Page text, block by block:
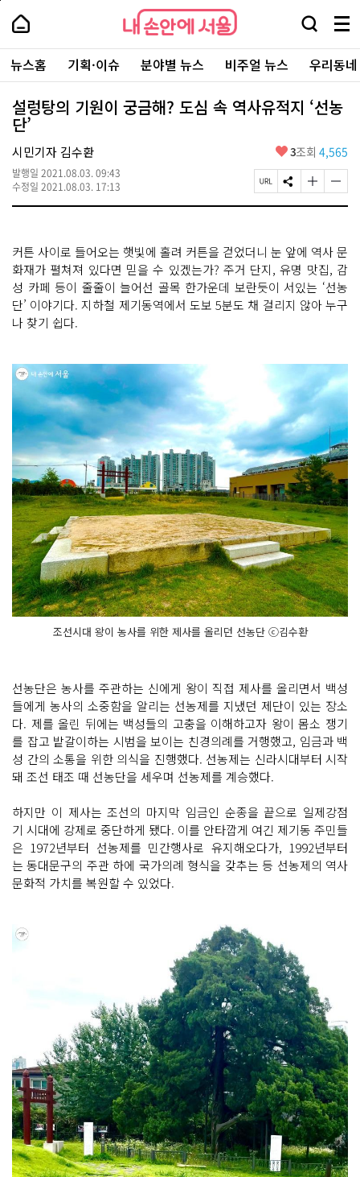
본
로
가
내
손
안
에
서
울
-
서
울
시
대
표
소
통
포
내
손
에
울
검
창
열
기
메
뉴
전
체
보
주
요
서
뉴스홈 기획·이슈 분야별 뉴스 비주얼 뉴스 우리동
설렁탕의 기원이 궁금해? 도심 속 역사유적지 ‘선농
단’
시민기자 김수환
발행일 2021.08.03. 09:43
수정일 2021.08.03. 17:13
좋
요
3조회 4,565
페
이
R
L
복
사
S
N
유
하
기
글
자
게
변
경
하
기
글
자
게
변
경
하
기
커튼 사이로 들어오는 햇빛에 홀려 커튼을 걷었더니 눈 앞에 역사 문
화재가 펼쳐져 있다면 믿을 수 있겠는가? 주거 단지, 유명 맛집, 감
성 카페 등이 줄줄이 늘어선 골목 한가운데 보란듯이 서있는 ‘선농
단’ 이야기다. 지하철 제기동역에서 도보 5분도 채 걸리지 않아 누구
나 찾기 쉽다.
조선시대 왕이 농사를 위한 제사를 올리던 선농단 ⓒ김수환
선농단은 농사를 주관하는 신에게 왕이 직접 제사를 올리면서 백성
들에게 농사의 소중함을 알리는 선농제를 지냈던 제단이 있는 장소
다. 제를 올린 뒤에는 백성들의 고충을 이해하고자 왕이 몸소 쟁기
를 잡고 밭갈이하는 시범을 보이는 친경의례를 거행했고, 임금과 백
성 간의 소통을 위한 의식을 진행했다. 선농제는 신라시대부터 시작
돼 조선 태조 때 선농단을 세우며 선농제를 계승했다.
하지만 이 제사는 조선의 마지막 임금인 순종을 끝으로 일제강점
기 시대에 강제로 중단하게 됐다. 이를 안타깝게 여긴 제기동 주민들
은 1972년부터 선농제를 민간행사로 유지해오다가, 1992년부터
는 동대문구의 주관 하에 국가의례 형식을 갖추는 등 선농제의 역사
문화적 가치를 복원할 수 있었다.
페
상
단
로